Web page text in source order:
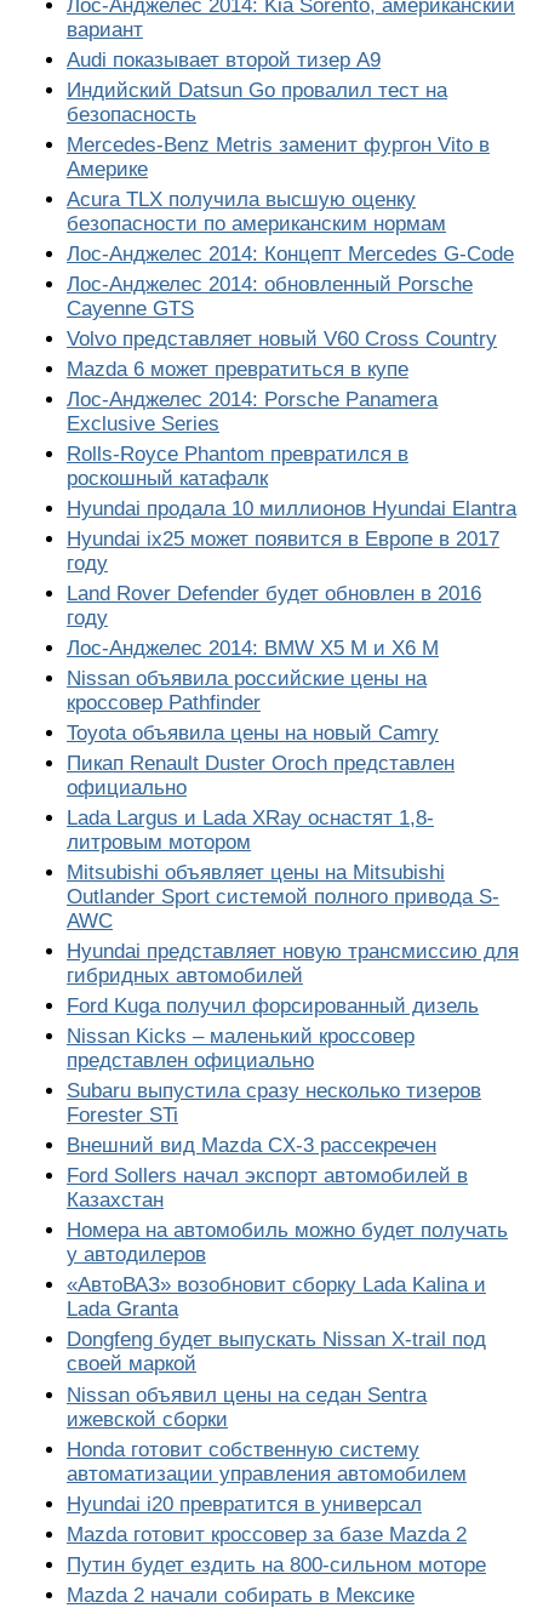
Лос-Анджелес 2014: Kia Sorento, американский
вариант
Audi показывает второй тизер A9
Индийский Datsun Go провалил тест на
безопасность
Mercedes-Benz Metris заменит фургон Vito в
Америке
Acura TLX получила высшую оценку
безопасности по американским нормам
Лос-Анджелес 2014: Концепт Mercedes G-Code
Лос-Анджелес 2014: обновленный Porsche
Cayenne GTS
Volvo представляет новый V60 Cross Country
Mazda 6 может превратиться в купе
Лос-Анджелес 2014: Porsche Panamera
Exclusive Series
Rolls-Royce Phantom превратился в
роскошный катафалк
Hyundai продала 10 миллионов Hyundai Elantra
Hyundai ix25 может появится в Европе в 2017
году
Land Rover Defender будет обновлен в 2016
году
Лос-Анджелес 2014: BMW X5 M и X6 M
Nissan объявила российские цены на
кроссовер Pathfinder
Toyota объявила цены на новый Camry
Пикап Renault Duster Oroch представлен
официально
Lada Largus и Lada XRay оснастят 1,8-
литровым мотором
Mitsubishi объявляет цены на Mitsubishi
Outlander Sport системой полного привода S-
AWC
Hyundai представляет новую трансмиссию для
гибридных автомобилей
Ford Kuga получил форсированный дизель
Nissan Kicks – маленький кроссовер
представлен официально
Subaru выпустила сразу несколько тизеров
Forester STi
Внешний вид Mazda CX-3 рассекречен
Ford Sollers начал экспорт автомобилей в
Казахстан
Номера на автомобиль можно будет получать
у автодилеров
«АвтоВАЗ» возобновит сборку Lada Kalina и
Lada Granta
Dongfeng будет выпускать Nissan X-trail под
своей маркой
Nissan объявил цены на седан Sentra
ижевской сборки
Honda готовит собственную систему
автоматизации управления автомобилем
Hyundai i20 превратится в универсал
Mazda готовит кроссовер за базе Mazda 2
Путин будет ездить на 800-сильном моторе
Mazda 2 начали собирать в Мексике